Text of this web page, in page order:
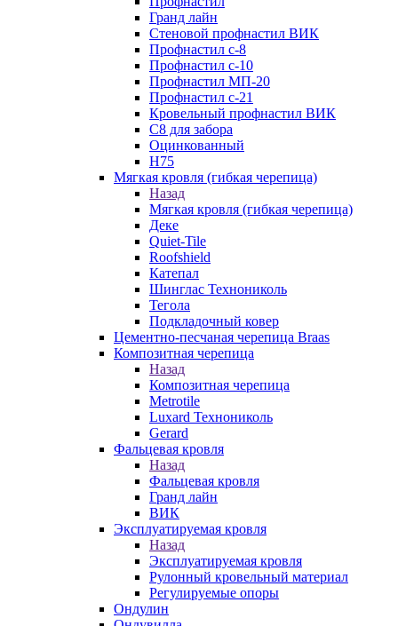
Гранд лайн
Стеновой профнастил ВИК
Профнастил с-8
Профнастил с-10
Профнастил МП-20
Профнастил с-21
Кровельный профнастил ВИК
С8 для забора
Оцинкованный
Н75
Мягкая кровля (гибкая черепица)
Назад
Мягкая кровля (гибкая черепица)
Деке
Quiet-Tile
Roofshield
Катепал
Шинглас Технониколь
Тегола
Подкладочный ковер
Цементно-песчаная черепица Braas
Композитная черепица
Назад
Композитная черепица
Metrotile
Luxard Технониколь
Gerard
Фальцевая кровля
Назад
Фальцевая кровля
Гранд лайн
ВИК
Эксплуатируемая кровля
Назад
Эксплуатируемая кровля
Рулонный кровельный материал
Регулируемые опоры
Ондулин